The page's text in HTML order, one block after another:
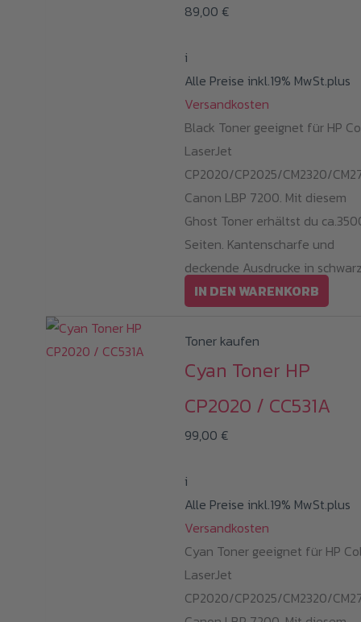
89,00 €
i
Alle Preise inkl.19% MwSt.plus
Versandkosten
Black Toner geeignet für HP
LaserJet
CP2020/CP2025/CM2320/
Canon LBP 7200. Mit diesem
Ghost Toner erhältst du
Seiten. Kantenscharfe und
deckende Ausdrucke in
IN DEN WARENKORB
Toner kaufen
Cyan Toner HP
CP2020 / CC531A
99,00 €
i
Alle Preise inkl.19% MwSt.plus
Versandkosten
Cyan Toner geeignet für HP
LaserJet
CP2020/CP2025/CM2320/